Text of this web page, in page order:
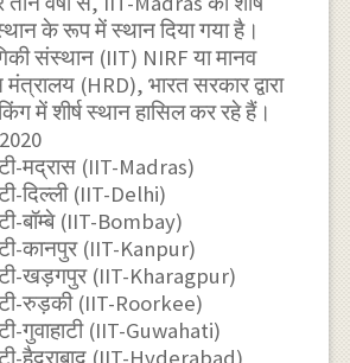
के रूप में स्थान दिया गया है।
संस्थान (IIT) NIRF या मानव
(HRD), भारत सरकार द्वारा
में शीर्ष स्थान हासिल कर रहे हैं।
मद्रास (IIT-Madras)
दिल्ली (IIT-Delhi)
बॉम्बे (IIT-Bombay)
कानपुर (IIT-Kanpur)
खड़गपुर (IIT-Kharagpur)
रुड़की (IIT-Roorkee)
गुवाहाटी (IIT-Guwahati)
हैदराबाद (IIT-Hyderabad)